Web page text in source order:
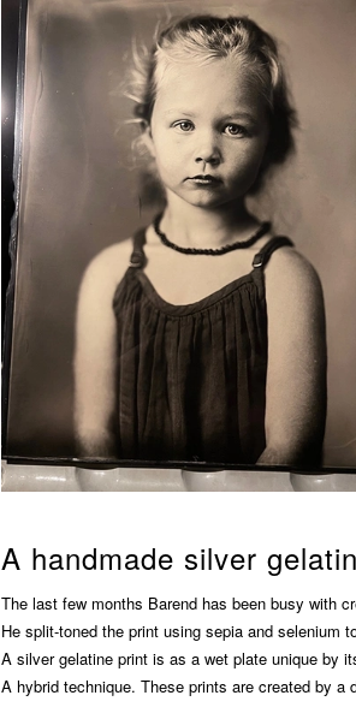
A handmade silver
The last few months Barend has been busy with
He split-toned the print using sepia and selenium
A silver gelatine print is as a wet plate unique by
A hybrid technique. These prints are created by a